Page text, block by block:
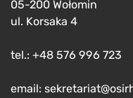
05-200 Wołomin
ul. Korsaka 4
tel.: +48 576 996 723
email: